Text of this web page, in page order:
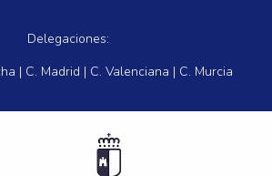
Delegaciones:
| C. Madrid | C. Valenciana | C. Murcia